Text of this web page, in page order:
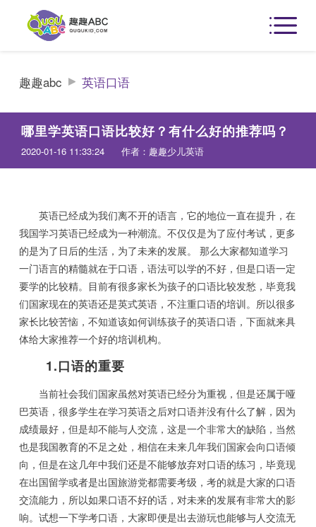
趣趣abc 英语口语
哪里学英语口语比较好？有什么好的推荐吗？
2020-01-16 11:33:24 作者：趣趣少儿英语
英语已经成为我们离不开的语言，它的地位一直在提升，在
我国学习英语已经成为一种潮流。不仅仅是为了应付考试，更多
的是为了日后的生活，为了未来的发展。 那么大家都知道学习
一门语言的精髓就在于口语，语法可以学的不好，但是口语一定
要学的比较精。目前有很多家长为孩子的口语比较发愁，毕竟我
们国家现在的英语还是英式英语，不注重口语的培训。所以很多
家长比较苦恼，不知道该如何训练孩子的英语口语，下面就来具
体给大家推荐一个好的培训机构。
1.口语的重要
当前社会我们国家虽然对英语已经分为重视，但是还属于哑
巴英语，很多学生在学习英语之后对口语并没有什么了解，因为
成绩最好，但是却不能与人交流，这是一个非常大的缺陷，当然
也是我国教育的不足之处，相信在未来几年我们国家会向口语倾
向，但是在这几年中我们还是不能够放弃对口语的练习，毕竟现
在出国留学或者是出国旅游党都需要考级，考的就是大家的口语
交流能力，所以如果口语不好的话，对未来的发展有非常大的影
响。试想一下学考口语，大家即便是出去游玩也能够与人交流无